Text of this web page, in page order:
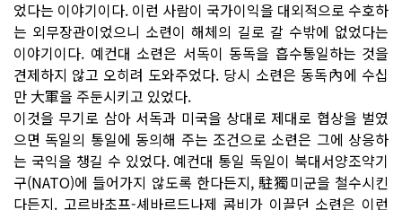
었다는 이야기이다. 이런 사람이 국가이익을 대외적으로 수호하
는 외무장관이었으니 소련이 해체의 길로 갈 수밖에 없었다는
이야기이다. 예컨대 소련은 서독이 동독을 흡수통일하는 것을
견제하지 않고 오히려 도와주었다. 당시 소련은 동독內에 수십
만 大軍을 주둔시키고 있었다.
이것을 무기로 삼아 서독과 미국을 상대로 제대로 협상을 벌였
으면 독일의 통일에 동의해 주는 조건으로 소련은 그에 상응하
는 국익을 챙길 수 있었다. 예컨대 통일 독일이 북대서양조약기
구(NATO)에 들어가지 않도록 한다든지, 駐獨미군을 철수시킨
다든지. 고르바초프-셰바르드나제 콤비가 이끌던 소련은 이런